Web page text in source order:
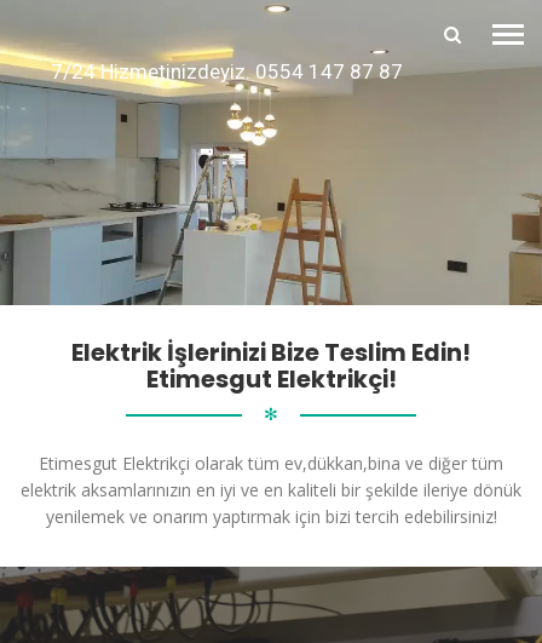
7/24 Hizmetinizdeyiz. 0554 147 87 87
Elektrik İşlerinizi Bize Teslim Edin!
Etimesgut Elektrikçi!
✻
Etimesgut Elektrikçi olarak tüm ev,dükkan,bina ve diğer tüm
elektrik aksamlarınızın en iyi ve en kaliteli bir şekilde ileriye dönük
yenilemek ve onarım yaptırmak için bizi tercih edebilirsiniz!